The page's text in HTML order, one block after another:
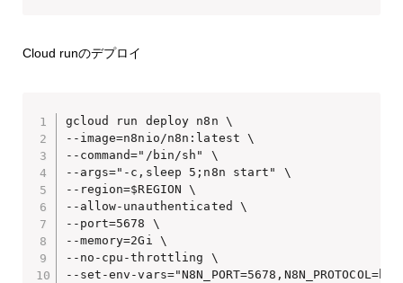
Cloud runのデプロイ
gcloud run deploy n8n \
--image=n8nio/n8n:latest \
--command="/bin/sh" \
--args="-c,sleep 5;n8n start" \
--region=$REGION \
--allow-unauthenticated \
--port=5678 \
--memory=2Gi \
--no-cpu-throttling \
--set-env-